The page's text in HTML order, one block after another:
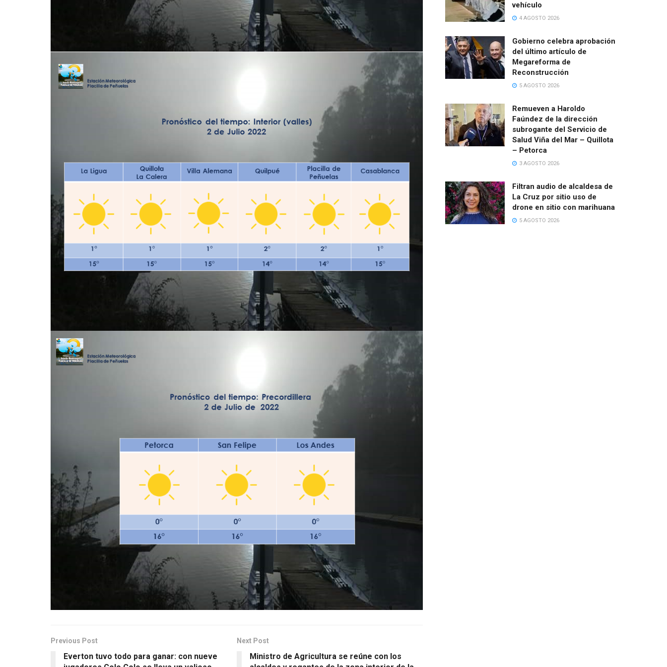
Previous Post
Everton tuvo todo para ganar: con nueve
Next Post
Ministro de Agricultura se reúne con los
vehículo
4 AGOSTO 2026
Gobierno celebra aprobación
del último artículo de
Megareforma de
Reconstrucción
5 AGOSTO 2026
Remueven a Haroldo
Faúndez de la dirección
subrogante del Servicio de
Salud Viña del Mar – Quillota
– Petorca
3 AGOSTO 2026
Filtran audio de alcaldesa de
La Cruz por sitio uso de
drone en sitio con marihuana
5 AGOSTO 2026